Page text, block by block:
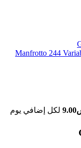
Manfrotto 244
9.00 لكل إضافي يوم